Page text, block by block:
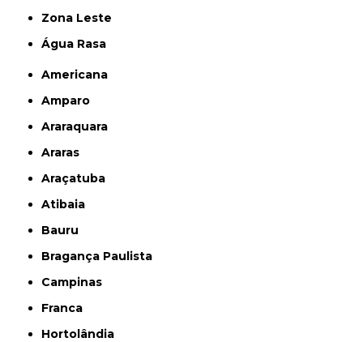
Zona Leste
Água Rasa
Americana
Amparo
Araraquara
Araras
Araçatuba
Atibaia
Bauru
Bragança Paulista
Campinas
Franca
Hortolândia